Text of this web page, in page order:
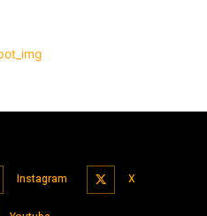
Instagram X